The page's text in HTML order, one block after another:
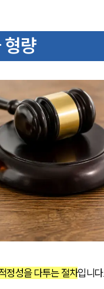
량
정성을 다투는 절차입니다.